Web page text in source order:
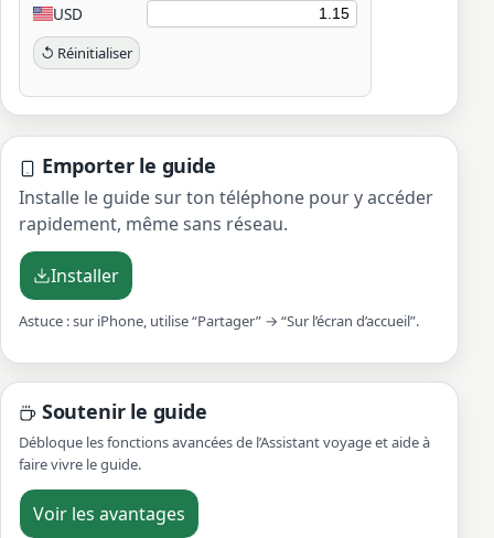
USD
↺ Réinitialiser
Emporter le guide
Installe le guide sur ton téléphone pour y accéder
rapidement, même sans réseau.
Installer
Astuce : sur iPhone, utilise “Partager” → “Sur l’écran d’accueil”.
Soutenir le guide
Débloque les fonctions avancées de l’Assistant voyage et aide à
faire vivre le guide.
Voir les avantages